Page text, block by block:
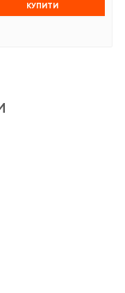
КУПИТИ